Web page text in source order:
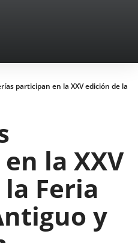
participan en la XXV edición de la
la XXV
Feria
y